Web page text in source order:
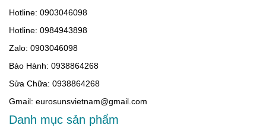
Hotline: 0903046098
Hotline: 0984943898
Zalo: 0903046098
Bảo Hành: 0938864268
Sửa Chữa: 0938864268
Gmail: eurosunsvietnam@gmail.com
Danh mục sản phẩm